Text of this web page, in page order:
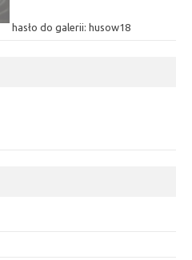
hasło do galerii: husow18